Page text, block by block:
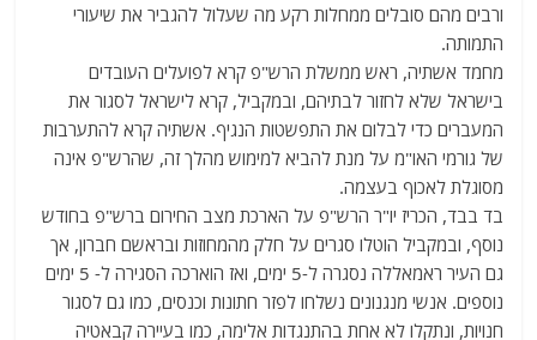
ורבים מהם סובלים ממחלות רקע מה שעלול להגביר את שיעורי
התמותה.
מחמד אשתיה, ראש ממשלת הרש"פ קרא לפועלים העובדים
בישראל שלא לחזור לבתיהם, ובמקביל, קרא לישראל לסגור את
המעברים כדי לבלום את התפשטות הנגיף. אשתיה קרא להתערבות
של גורמי האו"מ על מנת להביא למימוש מהלך זה, שהרש"פ אינה
מסוגלת לאכוף בעצמה.
בד בבד, הכריז יו"ר הרש"פ על הארכת מצב החירום ברש"פ בחודש
נוסף, ובמקביל הוטלו סגרים על חלק מהמחוזות ובראשם חברון, אך
גם העיר ראמאללה נסגרה ל-5 ימים, ואז הוארכה הסגירה ל- 5 ימים
נוספים. אנשי מנגנונים נשלחו לפזר חתונות וכנסים, כמו גם לסגור
חנויות, ונתקלו לא אחת בהתנגדות אלימה, כמו בעיירה קבאטיה